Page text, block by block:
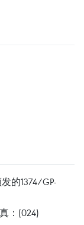
的1374/GP-
：(024)